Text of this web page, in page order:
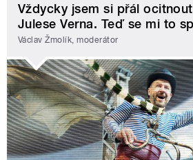
Vždycky jsem si přál
Julese Verna. Teď se mi to
Václav Žmolík, moderátor